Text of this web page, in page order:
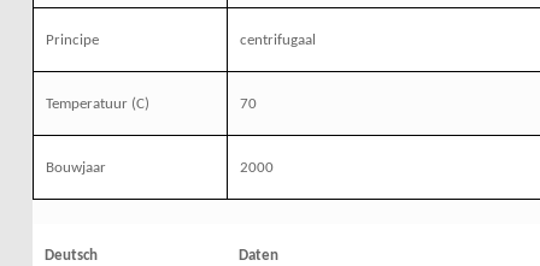
Principe centrifugaal
Temperatuur (C) 70
Bouwjaar 2000
Deutsch Daten